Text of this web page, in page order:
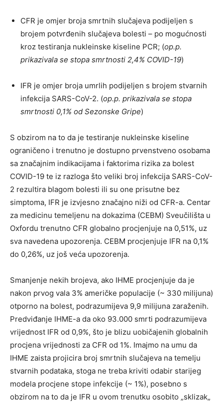
CFR je omjer broja smrtnih slučajeva podijeljen s
brojem potvrđenih slučajeva bolesti – po mogućnosti
kroz testiranja nukleinske kiseline PCR; (op.p.
prikazivala se stopa smrtnosti 2,4% COVID-19)
IFR je omjer broja umrlih podijeljen s brojem stvarnih
infekcija SARS-CoV-2. (op.p. prikazivala se stopa
smrtnosti 0,1% od Sezonske Gripe)
S obzirom na to da je testiranje nukleinske kiseline
ograničeno i trenutno je dostupno prvenstveno osobama
sa značajnim indikacijama i faktorima rizika za bolest
COVID-19 te iz razloga što veliki broj infekcija SARS-CoV-
2 rezultira blagom bolesti ili su one prisutne bez
simptoma, IFR je izvjesno značajno niži od CFR-a. Centar
za medicinu temeljenu na dokazima (CEBM) Sveučilišta u
Oxfordu trenutno CFR globalno procjenjuje na 0,51%, uz
sva navedena upozorenja. CEBM procjenjuje IFR na 0,1%
do 0,26%, uz još veća upozorenja.
Smanjenje nekih brojeva, ako IHME procjenjuje da je
nakon prvog vala 3% američke populacije (~ 330 milijuna)
otporno na bolest, podrazumijeva 9,9 milijuna zaraženih.
Predviđanje IHME-a da oko 93.000 smrti podrazumijeva
vrijednost IFR od 0,9%, što je blizu uobičajenih globalnih
procjena vrijednosti za CFR od 1%. Imajmo na umu da
IHME zaista projicira broj smrtnih slučajeva na temelju
stvarnih podataka, stoga ne treba kriviti odabir starijeg
modela procjene stope infekcije (~ 1%), posebno s
obzirom na to da je IFR u ovom trenutku osobito „sklizak„